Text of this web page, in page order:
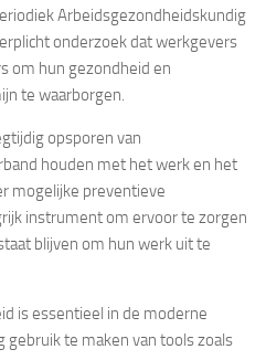
Arbeidsgezondheidskundig
onderzoek dat werkgevers
om hun gezondheid en
te waarborgen.
opsporen van
houden met het werk en het
mogelijke preventieve
instrument om ervoor te zorgen
blijven om hun werk uit te
is essentieel in de moderne
te maken van tools zoals